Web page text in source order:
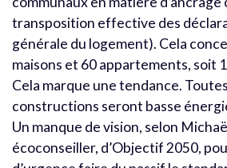
transposition effective des
générale du logement). Cela
maisons et 60 appartements, soit
Cela marque une tendance.
constructions seront basse
Un manque de vision, selon
écoconseiller, d’Objectif 2050,